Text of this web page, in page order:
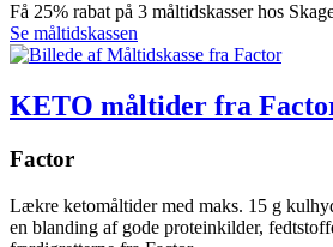
Få 25% rabat på 3 måltidskasser hos
Se måltidskassen
KETO måltider fra
Factor
Lækre ketomåltider med maks. 15 g
en blanding af gode proteinkilder,